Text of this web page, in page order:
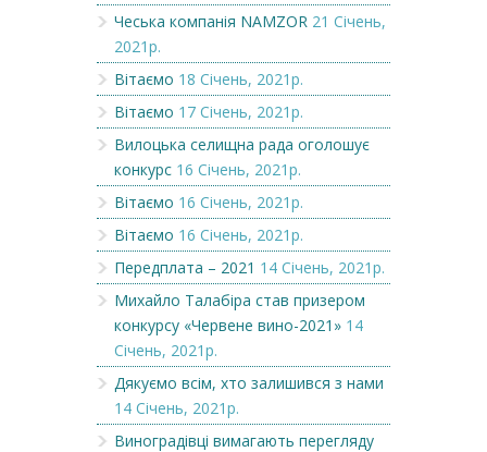
Чеська компанія NAMZOR 21 Січень,
2021р.
Вітаємо 18 Січень, 2021р.
Вітаємо 17 Січень, 2021р.
Вилоцька селищна рада оголошує
конкурс 16 Січень, 2021р.
Вітаємо 16 Січень, 2021р.
Вітаємо 16 Січень, 2021р.
Передплата – 2021 14 Січень, 2021р.
Михайло Талабіра став призером
конкурсу «Червене вино-2021» 14
Січень, 2021р.
Дякуємо всім, хто залишився з нами
14 Січень, 2021р.
Виноградівці вимагають перегляду